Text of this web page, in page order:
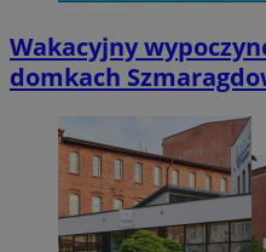
Wakacyjny
domkach